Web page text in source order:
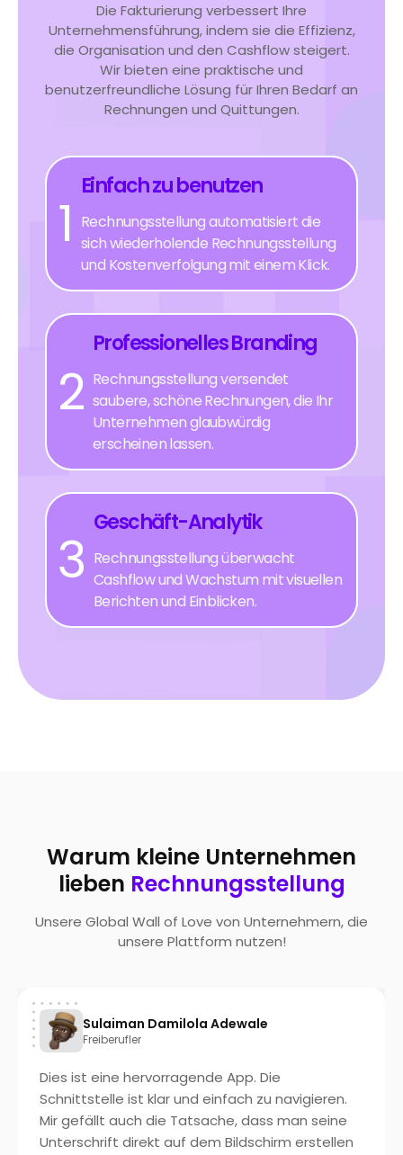
Die Fakturierung verbessert Ihre
Unternehmensführung, indem sie die Effizienz,
die Organisation und den Cashflow steigert.
Wir bieten eine praktische und
benutzerfreundliche Lösung für Ihren Bedarf an
Rechnungen und Quittungen.
1
Einfach zu benutzen
Rechnungsstellung automatisiert die
sich wiederholende Rechnungsstellung
und Kostenverfolgung mit einem Klick.
2
Professionelles Branding
Rechnungsstellung versendet
saubere, schöne Rechnungen, die Ihr
Unternehmen glaubwürdig
erscheinen lassen.
3
Geschäft-Analytik
Rechnungsstellung überwacht
Cashflow und Wachstum mit visuellen
Berichten und Einblicken.
Warum kleine Unternehmen
lieben Rechnungsstellung
Unsere Global Wall of Love von Unternehmern, die
unsere Plattform nutzen!
Sulaiman Damilola Adewale
Freiberufler
Dies ist eine hervorragende App. Die
Schnittstelle ist klar und einfach zu navigieren.
Mir gefällt auch die Tatsache, dass man seine
Unterschrift direkt auf dem Bildschirm erstellen